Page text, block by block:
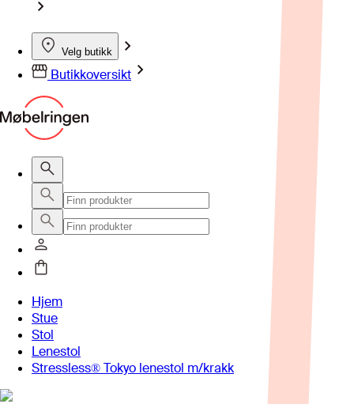
Velg butikk
Butikkoversikt
Hjem
Stue
Stol
Lenestol
Stressless® Tokyo lenestol m/krakk